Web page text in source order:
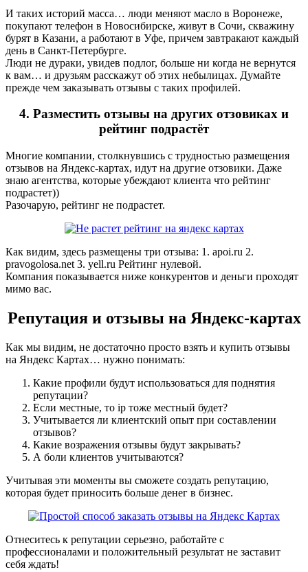
И таких историй масса… люди меняют масло в Воронеже,
покупают телефон в Новосибирске, живут в Сочи, скважину
бурят в Казани, а работают в Уфе, причем завтракают каждый
день в Санкт-Петербурге.
Люди не дураки, увидев подлог, больше ни когда не вернутся
к вам… и друзьям расскажут об этих небылицах. Думайте
прежде чем заказывать отзывы с таких профилей.
4. Разместить отзывы на других отзовиках и
рейтинг подрастёт
Многие компании, столкнувшись с трудностью размещения
отзывов на Яндекс-картах, идут на другие отзовики. Даже
знаю агентства, которые убеждают клиента что рейтинг
подрастет))
Разочарую, рейтинг не подрастет.
Как видим, здесь размещены три отзыва: 1. apoi.ru 2.
pravogolosa.net 3. yell.ru Рейтинг нулевой.
Компания показывается ниже конкурентов и деньги проходят
мимо вас.
Репутация и отзывы на Яндекс-картах
Как мы видим, не достаточно просто взять и купить отзывы
на Яндекс Картах… нужно понимать:
Какие профили будут использоваться для поднятия
репутации?
Если местные, то ip тоже местный будет?
Учитывается ли клиентский опыт при составлении
отзывов?
Какие возражения отзывы будут закрывать?
А боли клиентов учитываются?
Учитывая эти моменты вы сможете создать репутацию,
которая будет приносить больше денег в бизнес.
Отнеситесь к репутации серьезно, работайте с
профессионалами и положительный результат не заставит
себя ждать!